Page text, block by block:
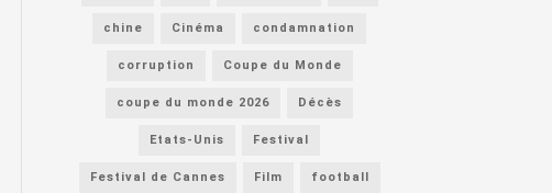
chine Cinéma condamnation
corruption Coupe du Monde
coupe du monde 2026 Décès
Etats-Unis Festival
Festival de Cannes Film football